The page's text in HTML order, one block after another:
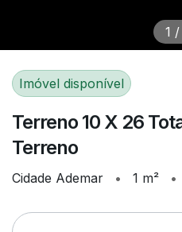
1 /
Imóvel disponível
Terreno 10 X 26
Terreno
Cidade Ademar • 1 m² •